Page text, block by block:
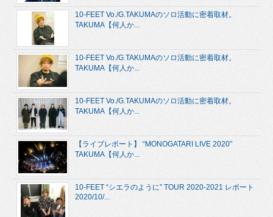
10-FEET Vo./G.TAKUMAのソロ活動に密着取材。
TAKUMA【何人か...
10-FEET Vo./G.TAKUMAのソロ活動に密着取材。
TAKUMA【何人か...
10-FEET Vo./G.TAKUMAのソロ活動に密着取材。
TAKUMA【何人か...
【ライブレポート】 “MONOGATARI LIVE 2020”
TAKUMA【何人か...
10-FEET “シエラのように” TOUR 2020-2021 レポート
2020/10/...